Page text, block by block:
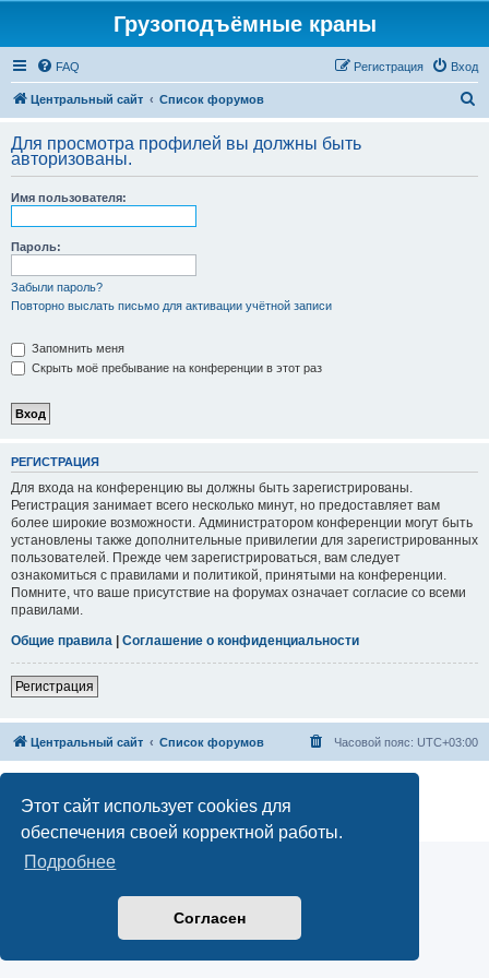
Этот сайт использует cookies для
обеспечения своей корректной работы.
Подробнее
Согласен
Грузоподъёмные краны
FAQ Вход
Регистрация
Центральный сайт Список форумов
с
Для просмотра профилей вы должны быть
авторизованы.
Имя пользователя:
Пароль:
Забыли пароль?
Повторно выслать письмо для активации учётной записи
Запомнить меня
Скрыть моё пребывание на конференции в этот раз
РЕГИСТРАЦИЯ
Для входа на конференцию вы должны быть зарегистрированы.
Регистрация занимает всего несколько минут, но предоставляет вам
более широкие возможности. Администратором конференции могут быть
установлены также дополнительные привилегии для зарегистрированных
пользователей. Прежде чем зарегистрироваться, вам следует
ознакомиться с правилами и политикой, принятыми на конференции.
Помните, что ваше присутствие на форумах означает согласие со всеми
правилами.
Общие правила | Соглашение о конфиденциальности
Регистрация
Центральный сайт Список форумов Часовой пояс: UTC+03:00
Русская поддержка phpBB